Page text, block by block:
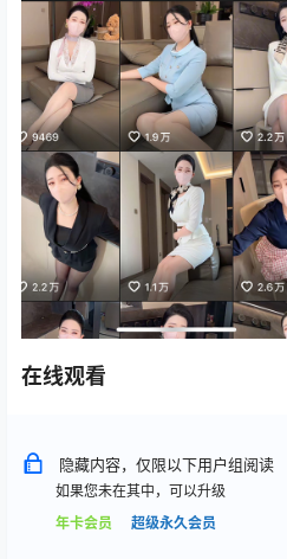
在线观看
隐藏内容，仅限以下用户组阅读
如果您未在其中，可以升级
年卡会员
超级永久会员